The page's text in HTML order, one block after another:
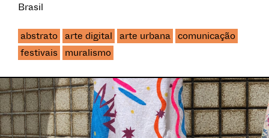
Brasil
abstrato arte digital arte urbana comunicação
festivais
muralismo